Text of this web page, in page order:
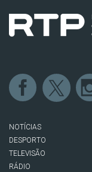
NOTÍCIAS
DESPORTO
TELEVISÃO
RÁDIO